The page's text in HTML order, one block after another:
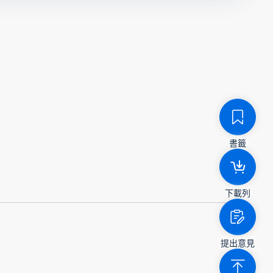
書籤
下載列
提出意見